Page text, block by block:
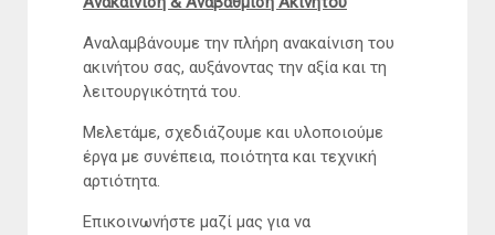
Αναλαμβάνουμε την πλήρη ανακαίνιση του
ακινήτου σας, αυξάνοντας την αξία και τη
λειτουργικότητά του.
Μελετάμε, σχεδιάζουμε και υλοποιούμε
έργα με συνέπεια, ποιότητα και τεχνική
αρτιότητα.
Επικοινωνήστε μαζί μας για να